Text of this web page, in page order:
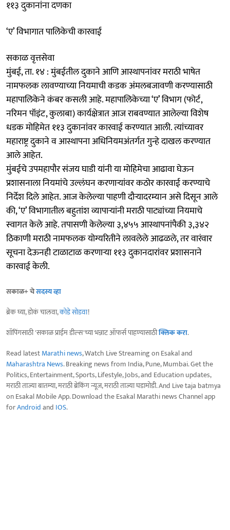
११३ दुकानांना दणका
‘ए’ विभागात पालिकेची कारवाई
​सकाळ वृत्तसेवा
मुंबई, ता. १४ : मुंबईतील दुकाने आणि आस्थापनांवर मराठी भाषेत
नामफलक लावण्याच्या नियमाची कडक अंमलबजावणी करण्यासाठी
महापालिकेने कंबर कसली आहे. महापालिकेच्या ‘ए’ विभाग (फोर्ट,
नरिमन पॉइंट, कुलाबा) कार्यक्षेत्रात आज राबवण्यात आलेल्या विशेष
धडक मोहिमेत ११३ दुकानांवर कारवाई करण्यात आली. त्यांच्यावर
महाराष्ट्र दुकाने व आस्थापना अधिनियमअंतर्गत गुन्हे दाखल करण्यात
आले आहेत.
मुंबईचे उपमहापौर संजय घाडी यांनी या मोहिमेचा आढावा घेऊन
प्रशासनाला नियमांचे उल्लंघन करणाऱ्यांवर कठोर कारवाई करण्याचे
निर्देश दिले आहेत. आज केलेल्या पाहणी दौऱ्यादरम्यान असे दिसून आले
की, ‘ए’ विभागातील बहुतांश व्यापाऱ्यांनी मराठी पाट्यांच्या नियमाचे
स्वागत केले आहे. तपासणी केलेल्या ३,४५५ आस्थापनांपैकी ३,३४२
ठिकाणी मराठी नामफलक योग्यरितीने लावलेले आढळले, तर वारंवार
सूचना देऊनही टाळाटाळ करणाऱ्या ११३ दुकानदारांवर प्रशासनाने
कारवाई केली.
सकाळ+ चेसदस्य व्हा
ब्रेक घ्या, डोकं चालवा,कोडे सोडवा!
शॉपिंगसाठी 'सकाळ प्राईम डील्स'च्या भन्नाट ऑफर्स पाहण्यासाठीक्लिक करा.
Read latestMarathi news, Watch Live Streaming on Esakal and
Maharashtra News. Breaking news from India, Pune, Mumbai. Get the
Politics, Entertainment, Sports, Lifestyle, Jobs, and Education updates,
मराठी ताज्या बातम्या, मराठी ब्रेकिंग न्यूज, मराठी ताज्या घडामोडी. And Live taja batmya
on Esakal Mobile App. Download the Esakal Marathi news Channel app
forAndroidand IOS.